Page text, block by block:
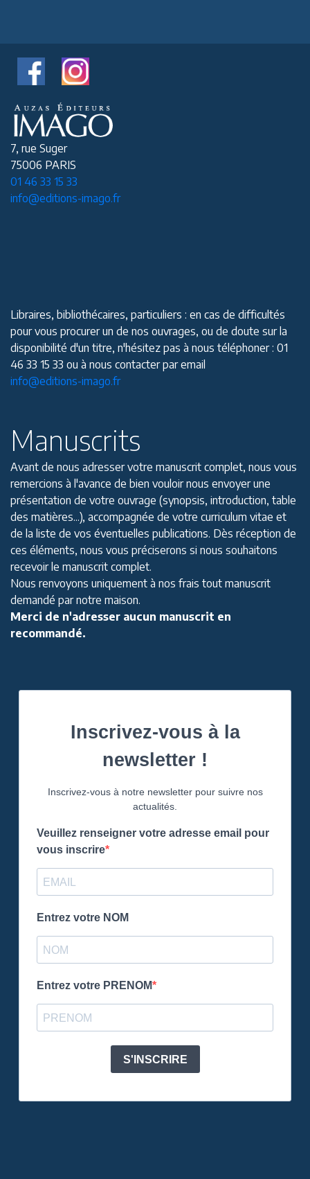
7, rue Suger
75006 PARIS
01 46 33 15 33
info@editions-imago.fr
Libraires, bibliothécaires, particuliers : en cas de difficultés
pour vous procurer un de nos ouvrages, ou de doute sur la
disponibilité d'un titre, n'hésitez pas à nous téléphoner : 01
46 33 15 33 ou à nous contacter par email
info@editions-imago.fr
Manuscrits
Avant de nous adresser votre manuscrit complet, nous vous
remercions à l'avance de bien vouloir nous envoyer une
présentation de votre ouvrage (synopsis, introduction, table
des matières...), accompagnée de votre curriculum vitae et
de la liste de vos éventuelles publications. Dès réception de
ces éléments, nous vous préciserons si nous souhaitons
recevoir le manuscrit complet.
Nous renvoyons uniquement à nos frais tout manuscrit
demandé par notre maison.
Merci de n'adresser aucun manuscrit en
recommandé.
Inscrivez-vous à la
newsletter !
Inscrivez-vous à notre newsletter pour suivre nos
actualités.
Veuillez renseigner votre adresse email pour
vous inscrire
Entrez votre NOM
Entrez votre PRENOM
S'INSCRIRE